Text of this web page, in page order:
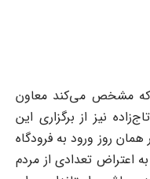
که مشخص می‌کند معاون
نیز از برگزاری این
روز ورود به فرودگاه
اعتراض تعدادی از مردم